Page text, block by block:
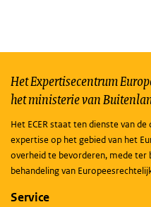
Het Expertisecentrum
het ministerie van
Het ECER staat ten dienste van
expertise op het gebied van het
overheid te bevorderen, mede ter
behandeling van
Service